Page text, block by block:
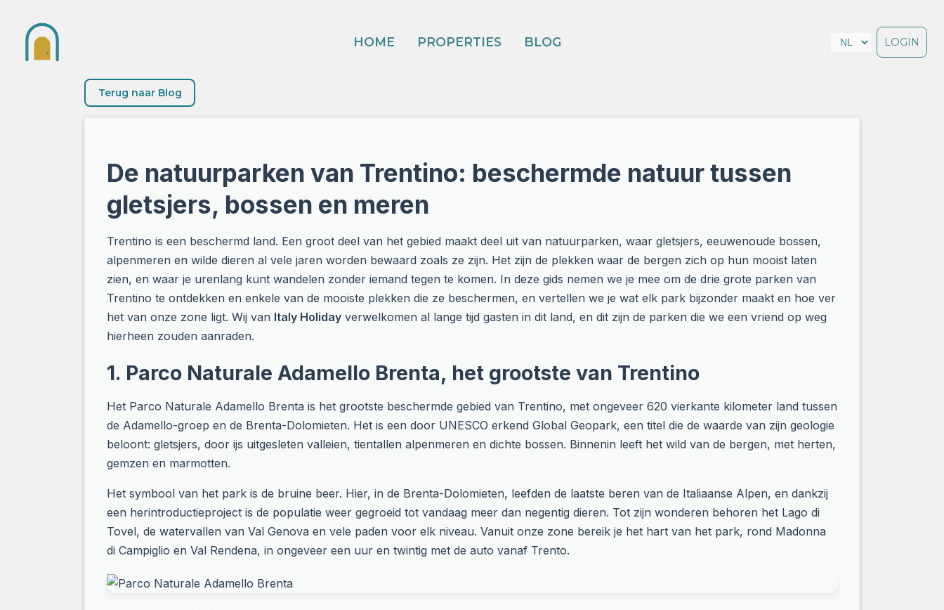
HOME PROPERTIES BLOG LOGIN
Terug naar Blog
De natuurparken van Trentino: beschermde natuur tussen
gletsjers, bossen en meren
Trentino is een beschermd land. Een groot deel van het gebied maakt deel uit van natuurparken, waar gletsjers, eeuwenoude bossen,
alpenmeren en wilde dieren al vele jaren worden bewaard zoals ze zijn. Het zijn de plekken waar de bergen zich op hun mooist laten
zien, en waar je urenlang kunt wandelen zonder iemand tegen te komen. In deze gids nemen we je mee om de drie grote parken van
Trentino te ontdekken en enkele van de mooiste plekken die ze beschermen, en vertellen we je wat elk park bijzonder maakt en hoe ver
het van onze zone ligt. Wij van Italy Holiday verwelkomen al lange tijd gasten in dit land, en dit zijn de parken die we een vriend op weg
hierheen zouden aanraden.
1. Parco Naturale Adamello Brenta, het grootste van Trentino
Het Parco Naturale Adamello Brenta is het grootste beschermde gebied van Trentino, met ongeveer 620 vierkante kilometer land tussen
de Adamello-groep en de Brenta-Dolomieten. Het is een door UNESCO erkend Global Geopark, een titel die de waarde van zijn geologie
beloont: gletsjers, door ijs uitgesleten valleien, tientallen alpenmeren en dichte bossen. Binnenin leeft het wild van de bergen, met herten,
gemzen en marmotten.
Het symbool van het park is de bruine beer. Hier, in de Brenta-Dolomieten, leefden de laatste beren van de Italiaanse Alpen, en dankzij
een herintroductieproject is de populatie weer gegroeid tot vandaag meer dan negentig dieren. Tot zijn wonderen behoren het Lago di
Tovel, de watervallen van Val Genova en vele paden voor elk niveau. Vanuit onze zone bereik je het hart van het park, rond Madonna
di Campiglio en Val Rendena, in ongeveer een uur en twintig met de auto vanaf Trento.